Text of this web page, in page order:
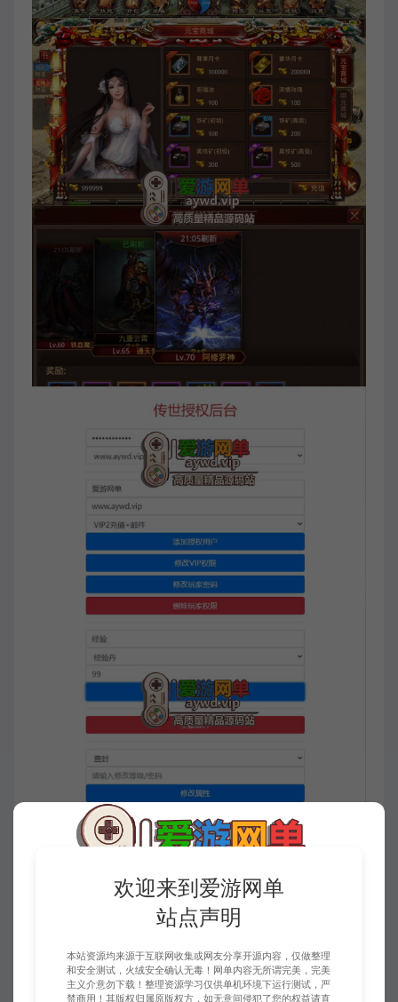
欢迎来到爱游网单
站点声明
本站资源均来源于互联网收集或网友分享开源内容，仅做整理
和安全测试，火绒安全确认无毒！网单内容无所谓完美，完美
主义介意勿下载！整理资源学习仅供单机环境下运行测试，严
禁商用！其版权归属原版权方，如无意间侵犯了您的权益请直